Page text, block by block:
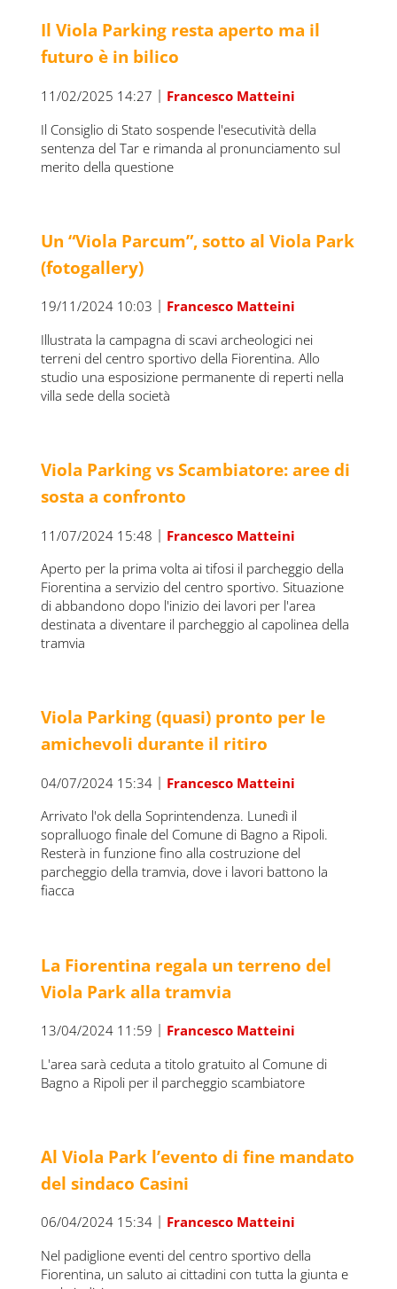
Il Viola Parking resta aperto ma il
futuro è in bilico
11/02/2025 14:27 | Francesco Matteini
Il Consiglio di Stato sospende l'esecutività della
sentenza del Tar e rimanda al pronunciamento sul
merito della questione
Un “Viola Parcum”, sotto al Viola Park
(fotogallery)
19/11/2024 10:03 | Francesco Matteini
Illustrata la campagna di scavi archeologici nei
terreni del centro sportivo della Fiorentina. Allo
studio una esposizione permanente di reperti nella
villa sede della società
Viola Parking vs Scambiatore: aree di
sosta a confronto
11/07/2024 15:48 | Francesco Matteini
Aperto per la prima volta ai tifosi il parcheggio della
Fiorentina a servizio del centro sportivo. Situazione
di abbandono dopo l'inizio dei lavori per l'area
destinata a diventare il parcheggio al capolinea della
tramvia
Viola Parking (quasi) pronto per le
amichevoli durante il ritiro
04/07/2024 15:34 | Francesco Matteini
Arrivato l'ok della Soprintendenza. Lunedì il
sopralluogo finale del Comune di Bagno a Ripoli.
Resterà in funzione fino alla costruzione del
parcheggio della tramvia, dove i lavori battono la
fiacca
La Fiorentina regala un terreno del
Viola Park alla tramvia
13/04/2024 11:59 | Francesco Matteini
L'area sarà ceduta a titolo gratuito al Comune di
Bagno a Ripoli per il parcheggio scambiatore
Al Viola Park l’evento di fine mandato
del sindaco Casini
06/04/2024 15:34 | Francesco Matteini
Nel padiglione eventi del centro sportivo della
Fiorentina, un saluto ai cittadini con tutta la giunta e